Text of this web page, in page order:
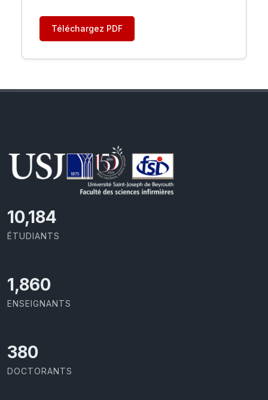
Téléchargez PDF
10,801
ÉTUDIANTS
1,973
ENSEIGNANTS
403
DOCTORANTS